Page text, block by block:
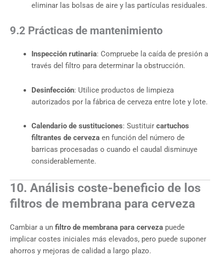
eliminar las bolsas de aire y las partículas residuales.
9.2 Prácticas de mantenimiento
Inspección rutinaria: Compruebe la caída de presión a
través del filtro para determinar la obstrucción.
Desinfección: Utilice productos de limpieza
autorizados por la fábrica de cerveza entre lote y lote.
Calendario de sustituciones: Sustituir cartuchos
filtrantes de cervezaen función del número de
barricas procesadas o cuando el caudal disminuye
considerablemente.
10. Análisis coste-beneficio de los
filtros de membrana para cerveza
Cambiar a un filtro de membrana para cerveza puede
implicar costes iniciales más elevados, pero puede suponer
ahorros y mejoras de calidad a largo plazo.